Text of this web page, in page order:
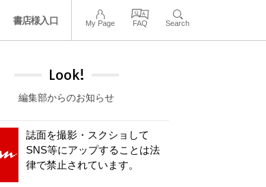
書店様入口 My Page FAQ Search
Look!
編集部からのお知らせ
誌面を撮影・スクショして
SNS等にアップすることは法
律で禁止されています。